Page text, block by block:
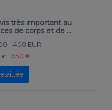
très important au
de corps et de …
- 400 EUR
: 650 €